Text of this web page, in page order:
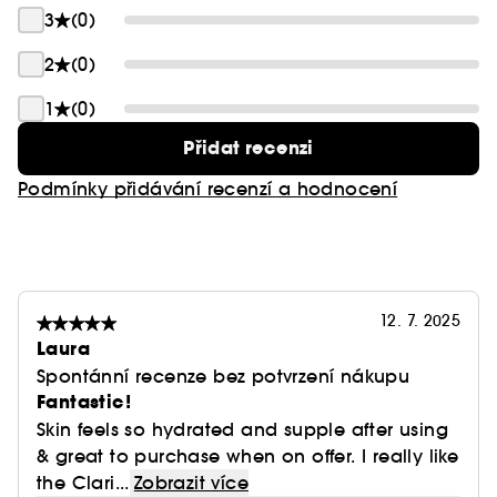
Vegan :
3
(0)
2
(0)
1
(0)
Přidat recenzi
Podmínky přidávání recenzí a hodnocení
12. 7. 2025
Laura
Spontánní recenze bez potvrzení nákupu
Fantastic!
Skin feels so hydrated and supple after using
& great to purchase when on offer. I really like
the Clari... Zobrazit více